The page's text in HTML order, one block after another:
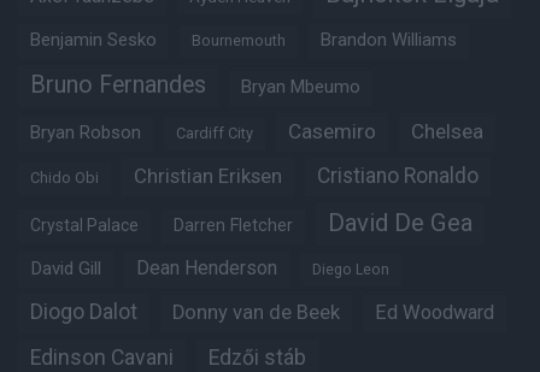
Benjamin Sesko Bournemouth Brandon Williams
Bruno Fernandes Bryan Mbeumo
Bryan Robson Cardiff City Casemiro Chelsea
Chido Obi Christian Eriksen Cristiano Ronaldo
Crystal Palace Darren Fletcher David De Gea
David Gill Dean Henderson Diego Leon
Diogo Dalot Donny van de Beek Ed Woodward
Edinson Cavani Edzői stáb